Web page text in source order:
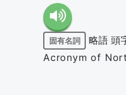
固有名詞 略語 頭
Acronym of